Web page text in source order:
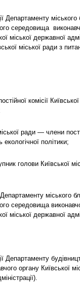
Департаменту міського
середовища
міської державної
міської ради з
комісії
ради — члени
політики;
голови Київської
міського
середовища
міської державної
Департаменту
органу Київської